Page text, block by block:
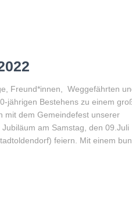
Freund*innen, Weggefährten
jährigen Bestehens zu einem
mit dem Gemeindefest unserer
am Samstag, den 09.Juli
feiern. Mit einem